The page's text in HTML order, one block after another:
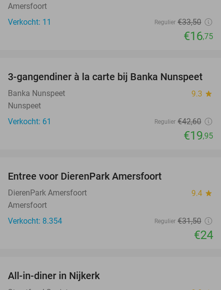
Amersfoort
Verkocht: 11
Regulier €33,50
€16,75
53%
NEW
TODAY
3-gangendiner à la carte bij Banka Nunspeet
Banka Nunspeet 9.3 star
Nunspeet
Verkocht: 61
Regulier €42,60
€19,95
Entree voor DierenPark Amersfoort
DierenPark Amersfoort 9.4 star
Amersfoort
Verkocht: 8.354
Regulier €31,50
€24
All-in-diner in Nijkerk